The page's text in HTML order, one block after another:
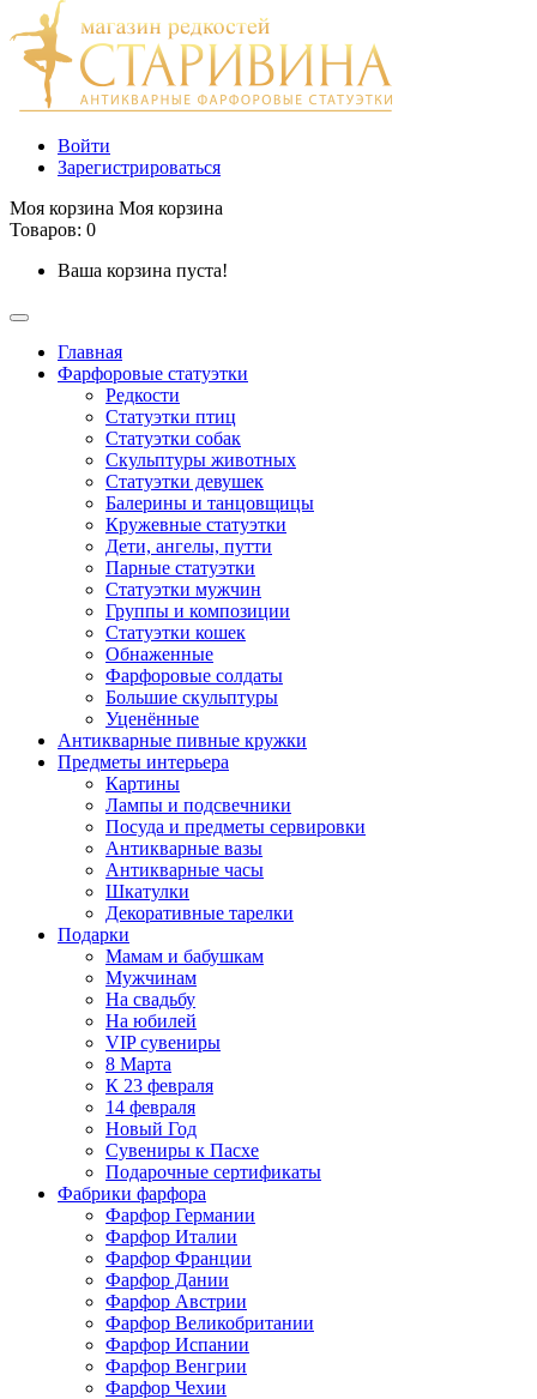
Войти
Зарегистрироваться
Моя корзина Моя корзина
Товаров: 0
Ваша корзина пуста!
Главная
Фарфоровые статуэтки
Редкости
Cтатуэтки птиц
Cтатуэтки собак
Скульптуры животных
Статуэтки девушек
Балерины и танцовщицы
Кружевные статуэтки
Дети, ангелы, путти
Парные статуэтки
Статуэтки мужчин
Группы и композиции
Статуэтки кошек
Обнаженные
Фарфоровые солдаты
Большие скульптуры
Уценённые
Антикварные пивные кружки
Предметы интерьера
Картины
Лампы и подсвечники
Посуда и предметы сервировки
Антикварные вазы
Антикварные часы
Шкатулки
Декоративные тарелки
Подарки
Мамам и бабушкам
Мужчинам
На свадьбу
На юбилей
VIP сувениры
8 Марта
К 23 февраля
14 февраля
Новый Год
Сувениры к Пасхе
Подарочные сертификаты
Фабрики фарфора
Фарфор Германии
Фарфор Италии
Фарфор Франции
Фарфор Дании
Фарфор Австрии
Фарфор Великобритании
Фарфор Испании
Фарфор Венгрии
Фарфор Чехии